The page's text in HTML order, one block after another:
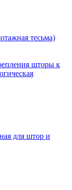
тесьма)
шторы к
для штор и